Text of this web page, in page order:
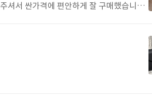
셔서 싼가격에 편안하게 잘 구매했습니다.